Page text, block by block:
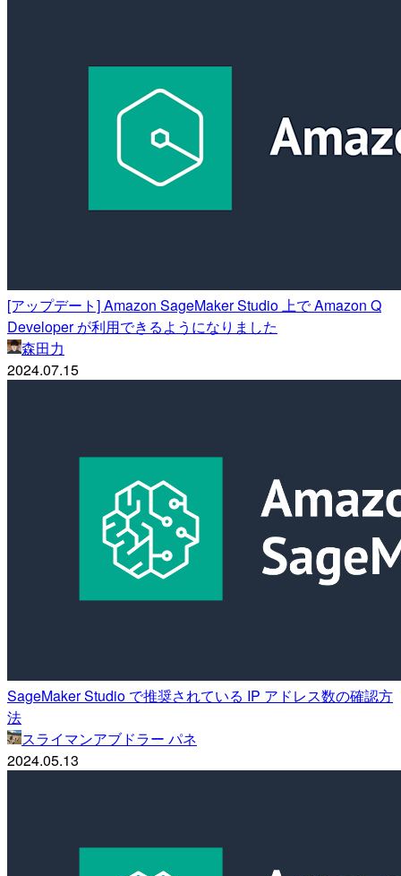
[アップデート] Amazon SageMaker Studio 上で Amazon Q
Developer が利用できるようになりました
森田力
2024.07.15
SageMaker Studio で推奨されている IP アドレス数の確認方
法
スライマンアブドラー パネ
2024.05.13